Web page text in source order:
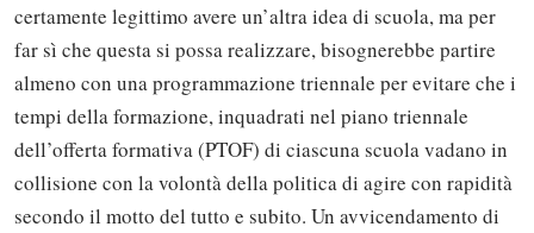
certamente legittimo avere un’altra idea di scuola, ma per
far sì che questa si possa realizzare, bisognerebbe partire
almeno con una programmazione triennale per evitare che i
tempi della formazione, inquadrati nel piano triennale
dell’offerta formativa (PTOF) di ciascuna scuola vadano in
collisione con la volontà della politica di agire con rapidità
secondo il motto del tutto e subito. Un avvicendamento di